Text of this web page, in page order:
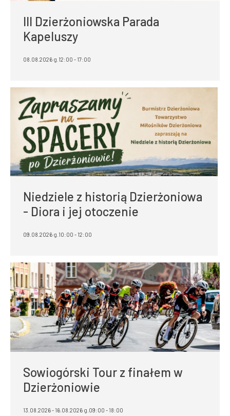
III Dzierżoniowska Parada
Kapeluszy
08.08.2026 g.12:00 - 17:00
Niedziele z historią Dzierżoniowa
- Diora i jej otoczenie
09.08.2026 g.10:00 - 12:00
Sowiogórski Tour z finałem w
Dzierżoniowie
13.08.2026 - 16.08.2026 g.09:00 - 18:00